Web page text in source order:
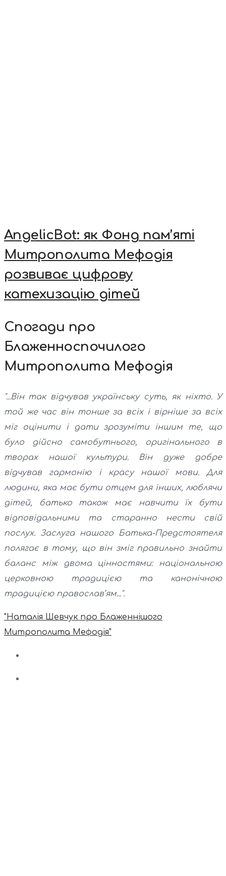
AngelicBot: як Фонд пам’яті
Митрополита Мефодія
розвиває цифрову
катехизацію дітей
Спогади про
Блаженноспочилого
Митрополита Мефодія
"...Він так відчував українську суть, як ніхто. У
той же час він тонше за всіх і вірніше за всіх
міг оцінити і дати зрозуміти іншим те, що
було дійсно самобутнього, оригінального в
творах нашої культури. Він дуже добре
відчував гармонію і красу нашої мови. Для
людини, яка має бути отцем для інших, люблячи
дітей, батько також має навчити їх бути
відповідальними та старанно нести свій
послух. Заслуга нашого Батька-Предстоятеля
полягає в тому, що він зміг правильно знайти
баланс між двома цінностями: національною
церковною традицією та канонічною
традицією православ’ям...".
"Наталія Шевчук про Блаженнішого
Митрополита Мефодія"